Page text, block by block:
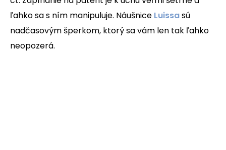
ľahko sa s ním manipuluje. Náušnice Luissasú
nadčasovým šperkom, ktorý sa vám len tak ľahko
neopozerá.